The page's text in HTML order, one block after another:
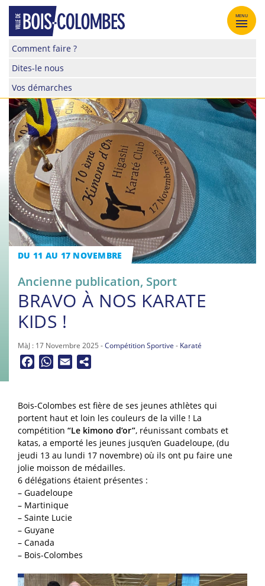
Skip
content
Site
de
la
de
Bois-
Colombes
Comment faire ?
Dites-le nous
Vos démarches
MENU
DU 11 AU 17 NOVEMBRE
Ancienne publication, Sport
BRAVO À NOS KARATE
KIDS !
MàJ : 17 Novembre 2025 -Compétition Sportive - Karaté
FacebookWhatsApp
Email
Bois-Colombes est fière de ses jeunes athlètes qui
portent haut et loin les couleurs de la ville ! La
compétition “Le kimono d’or”, réunissant combats et
katas, a emporté les jeunes jusqu’en Guadeloupe, (du
jeudi 13 au lundi 17 novembre) où ils ont pu faire une
jolie moisson de médailles.
6 délégations étaient présentes :
– Guadeloupe
– Martinique
– Sainte Lucie
– Guyane
– Canada
– Bois-Colombes